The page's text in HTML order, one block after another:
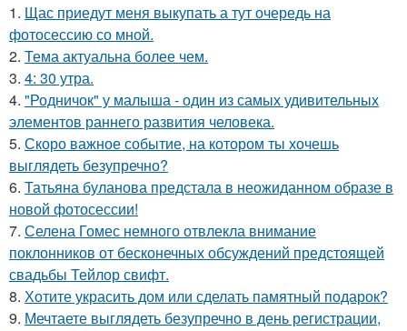
1. Щас приедут меня выкупать а тут очередь на
фотосессию со мной.
2. Тема актуальна более чем.
3. 4: 30 утра.
4. "Родничок" у малыша - один из самых удивительных
элементов раннего развития человека.
5. Скоро важное событие, на котором ты хочешь
выглядеть безупречно?
6. Татьяна буланова предстала в неожиданном образе в
новой фотосессии!
7. Селена Гомес немного отвлекла внимание
поклонников от бесконечных обсуждений предстоящей
свадьбы Тейлор свифт.
8. Хотите украсить дом или сделать памятный подарок?
9. Мечтаете выглядеть безупречно в день регистрации,